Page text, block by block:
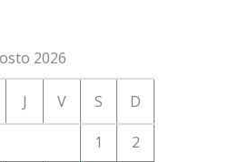
2026
J V S D
1
2